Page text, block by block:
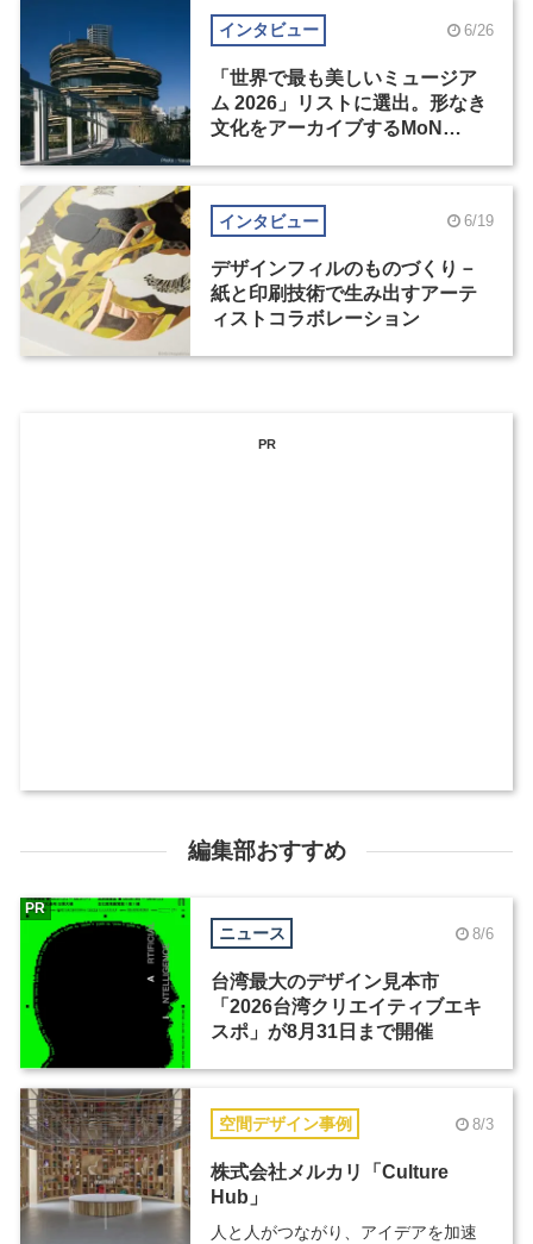
インタビュー 6/26
「世界で最も美しいミュージア
ム 2026」リストに選出。形なき
文化をアーカイブするMoN
インタビュー 6/19
デザインフィルのものづくり－
紙と印刷技術で生み出すアーテ
ィストコラボレーション
PR
編集部おすすめ
ニュース 8/6
台湾最大のデザイン見本市
「2026台湾クリエイティブエキ
スポ」が8月31日まで開催
PR
空間デザイン事例 8/3
株式会社メルカリ「Culture
Hub」
人と人がつながり、アイデアを加速